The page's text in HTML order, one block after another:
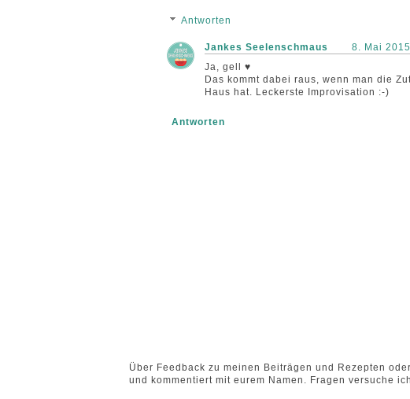
Antworten
Jankes Seelenschmaus
8. Mai
Ja, gell ♥
Das kommt dabei raus, wenn man die
Haus hat. Leckerste Improvisation :-)
Antworten
Über Feedback zu meinen Beiträgen und Rezepten
und kommentiert mit eurem Namen. Fragen versuche